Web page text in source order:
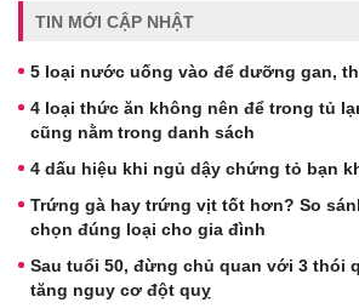
TIN MỚI CẬP NHẬT
5 loại nước uống vào để dưỡng gan,
4 loại thức ăn không nên để trong tủ
cũng nằm trong danh sách
4 dấu hiệu khi ngủ dậy chứng tỏ bạn
Trứng gà hay trứng vịt tốt hơn? So
chọn đúng loại cho gia đình
Sau tuổi 50, đừng chủ quan với 3 thói
tăng nguy cơ đột quỵ